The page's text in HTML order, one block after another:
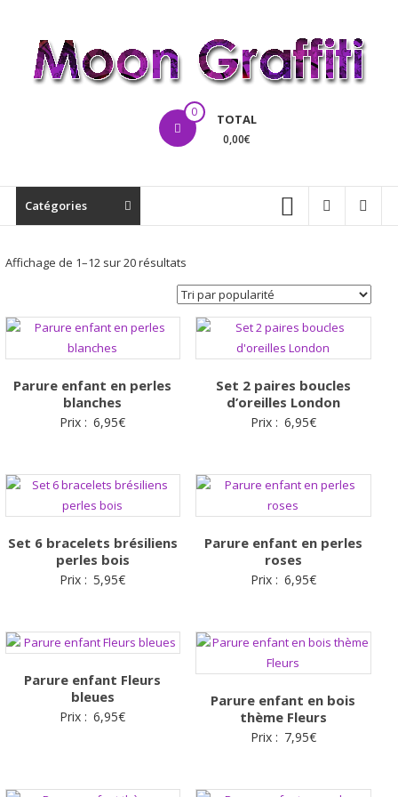
contenu
MoonGraffiti 0 TOTAL
0,00€
Catégories
Affichage de 1–12 sur 20 résultatsTrié
par
popularité
Parure enfant en perles
blanches
Prix : 6,95€
Set 2 paires boucles
d’oreilles London
Prix : 6,95€
Set 6 bracelets brésiliens
perles bois
Prix : 5,95€
Parure enfant en perles
roses
Prix : 6,95€
Parure enfant Fleurs
bleues
Prix : 6,95€
Parure enfant en bois
thème Fleurs
Prix : 7,95€